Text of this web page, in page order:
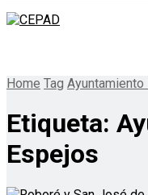
Home Tag Ayuntamiento
Etiqueta:
Espejos